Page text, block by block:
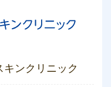
キンクリニック